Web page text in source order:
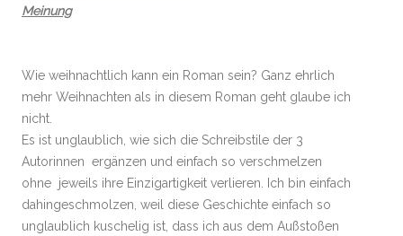
Meinung
Wie weihnachtlich kann ein Roman sein? Ganz ehrlich
mehr Weihnachten als in diesem Roman geht glaube ich
nicht.
Es ist unglaublich, wie sich die Schreibstile der 3
Autorinnen ergänzen und einfach so verschmelzen
ohne jeweils ihre Einzigartigkeit verlieren. Ich bin einfach
dahingeschmolzen, weil diese Geschichte einfach so
unglaublich kuschelig ist, dass ich aus dem Außstoßen